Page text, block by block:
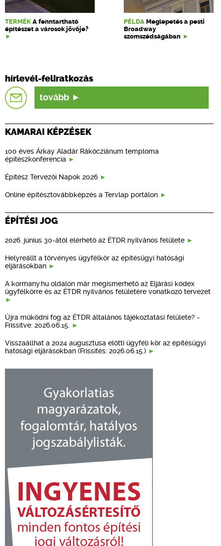
TERMÉK A fenntartható
építészet a városok jövője?
PÉLDA Meglepetés a pesti
Broadway
szomszédságában
hírlevél-feliratkozás
tovább
KAMARAI KÉPZÉSEK
100 éves Árkay Aladár Rákócziánum temploma
építészkonferencia
Építész Tervezői Napok 2026
Online építésztovábbképzés a Tervlap portálon
ÉPÍTÉSI JOG
2026. június 30-ától elérhető az ÉTDR nyilvános felülete
Helyreállt a törvényes ügyfélkör az építésügyi hatósági
eljárásokban
A kormany.hu oldalon már megismerhető az Eljárási kódex
ügyfélkörre és az ÉTDR nyilvános felületére vonatkozó tervezet
Újra működni fog az ÉTDR általános tájékoztatási felülete? -
Frissítve: 2026.06.15.
Visszaállhat a 2024 augusztusa előtti ügyféli kör az építésügyi
hatósági eljárásokban (Frissítés: 2026.06.15.)